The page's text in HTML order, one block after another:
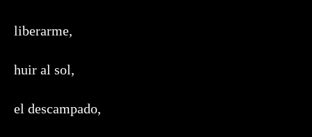
liberarme,
huir al sol,
el descampado,